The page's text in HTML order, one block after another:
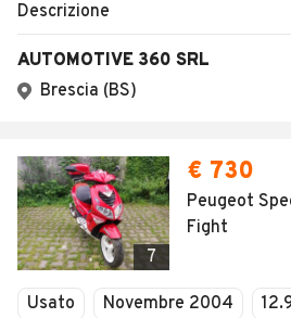
Descrizione
AUTOMOTIVE 360 SRL
Brescia (BS)
7
€ 730
Peugeot
Fight
Usato Novembre 2004